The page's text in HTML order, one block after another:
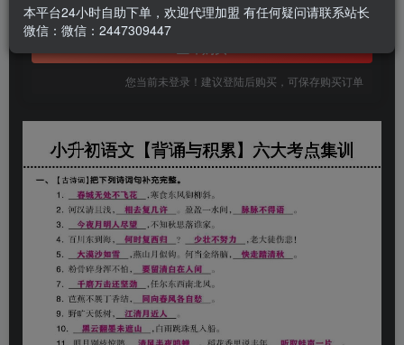
黄金会员免费
您当前未登录！建议登陆后购买，可保存购买订单
本平台24小时自助下单，欢迎代理加盟 有任何疑问请联系站长
微信：微信：2447309447